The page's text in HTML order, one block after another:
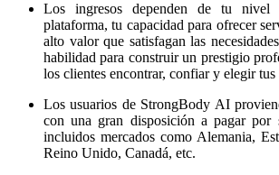
Los ingresos dependen de tu
plataforma, tu capacidad para ofrecer
alto valor que satisfagan las
habilidad para construir un prestigio
los clientes encontrar, confiar y elegir tus
Los usuarios de StrongBody AI
con una gran disposición a pagar por
incluidos mercados como Alemania,
Reino Unido, Canadá, etc.